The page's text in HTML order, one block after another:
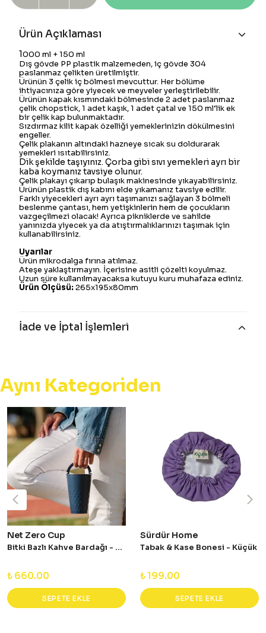
Ürün Açıklaması
1000 ml + 150 ml
Dış gövde PP plastik malzemeden, iç gövde 304
paslanmaz çelikten üretilmiştir.
Ürünün 3 çelik iç bölmesi mevcuttur. Her bölüme
ihtiyacınıza göre yiyecek ve meyveler yerleştirilebilir.
Ürünün kapak kısmındaki bölmesinde 2 adet paslanmaz
çelik chopstick, 1 adet kaşık, 1 adet çatal ve 150 ml‘lik ek
bir çelik kap bulunmaktadır.
Sızdırmaz kilit kapak özelliği yemeklerinizin dökülmesini
engeller.
Çelik plakanın altındaki hazneye sıcak su doldurarak
yemekleri ısıtabilirsiniz.
Dik şekilde taşıyınız. Çorba gibi sıvı yemekleri ayrı bir
kaba koymanız tavsiye olunur.
Çelik plakayı çıkarıp bulaşık makinesinde yıkayabilirsiniz.
Ürünün plastik dış kabını elde yıkamanız tavsiye edilir.
Farklı yiyecekleri ayrı ayrı taşımanızı sağlayan 3 bölmeli
beslenme çantası, hem yetişkinlerin hem de çocukların
vazgeçilmezi olacak! Ayrıca pikniklerde ve sahilde
yanınızda yiyecek ya da atıştırmalıklarınızı taşımak için
kullanabilirsiniz.
Uyarılar
Ürün mikrodalga fırına atılmaz.
Ateşe yaklaştırmayın. İçerisine asitli çözelti koyulmaz.
Uzun süre kullanılmayacaksa kutuyu kuru muhafaza ediniz.
Ürün Ölçüsü: 265x195x80mm
İade ve İptal İşlemleri
Aynı Kategoriden
Net Zero Cup
Bitki Bazlı Kahve Bardağı - Lacivert
₺ 660.00
SEPETE EKLE
Sürdür Home
Tabak & Kase Bonesi - Küçük
₺ 199.00
SEPETE EKLE